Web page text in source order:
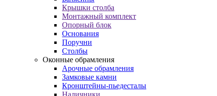
Крышки столба
Монтажный комплект
Опорный блок
Основания
Поручни
Столбы
Оконные обрамления
Арочные обрамления
Замковые камни
Кронштейны-пьедесталы
Наличники